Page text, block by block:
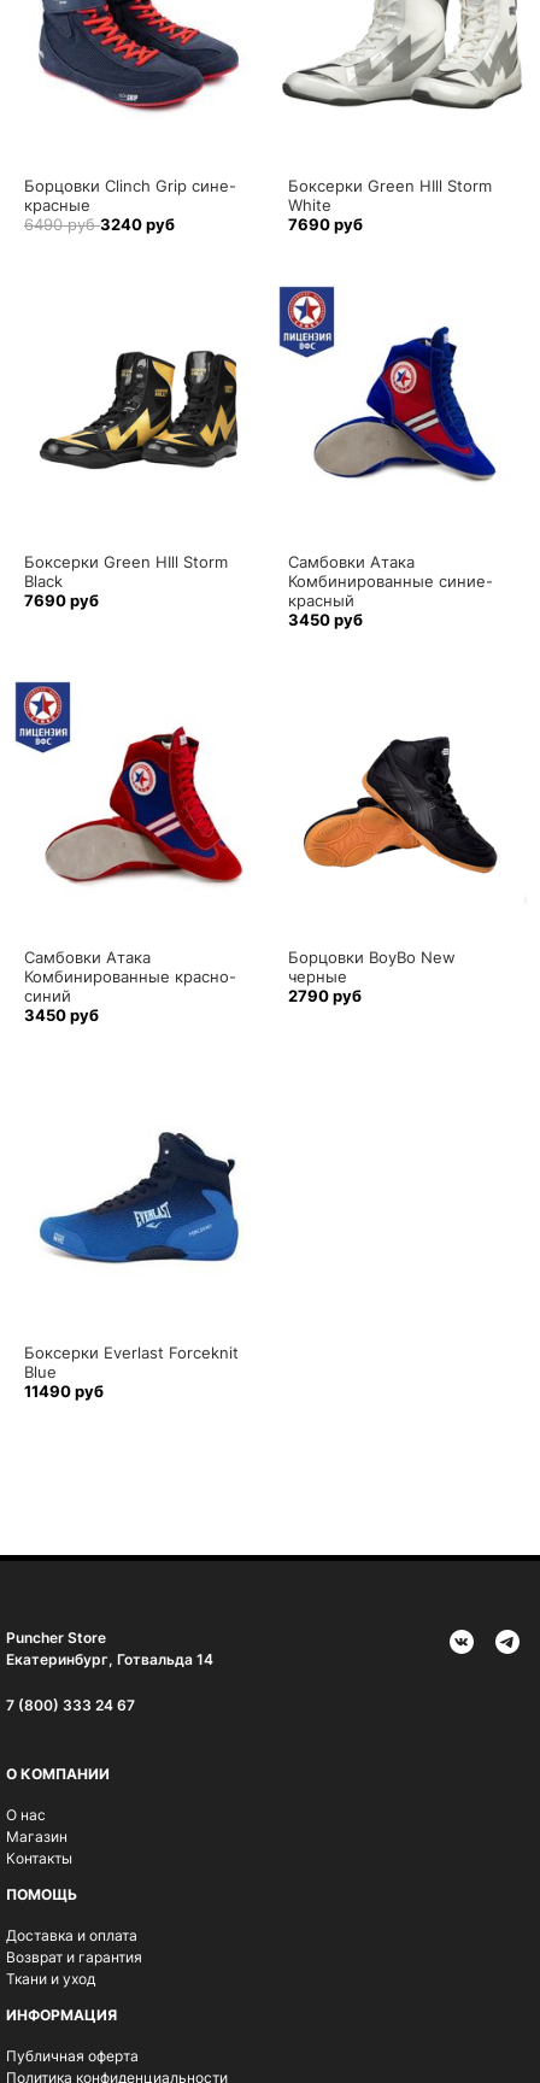
Борцовки Clinch Grip сине-
красные
6490 руб3240 руб
Боксерки Green HIll Storm
White
7690 руб
Боксерки Green HIll Storm
Black
7690 руб
Самбовки Атака
Комбинированные синие-
красный
3450 руб
Самбовки Атака
Комбинированные красно-
синий
3450 руб
Борцовки BoyBo New
черные
2790 руб
Боксерки Everlast Forceknit
Blue
11490 руб
Puncher Store
Екатеринбург, Готвальда 14
7 (800) 333 24 67
О КОМПАНИИ
О нас
Магазин
Контакты
ПОМОЩЬ
Доставка и оплата
Возврат и гарантия
Ткани и уход
ИНФОРМАЦИЯ
Публичная оферта
Политика конфиденциальности